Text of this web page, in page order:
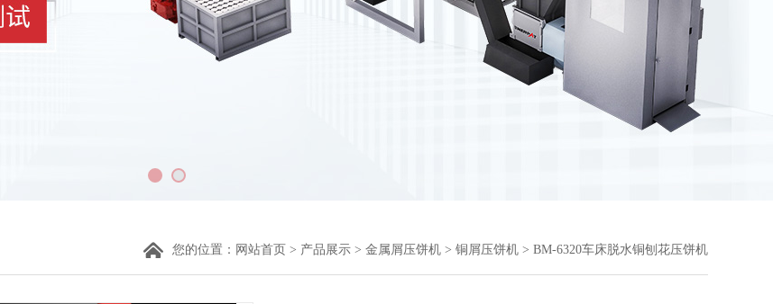
您的位置： 网站首页 > 产品展示 > 金属屑压饼机 > 铜屑压饼机 > BM-6320车床脱水铜刨花压饼机